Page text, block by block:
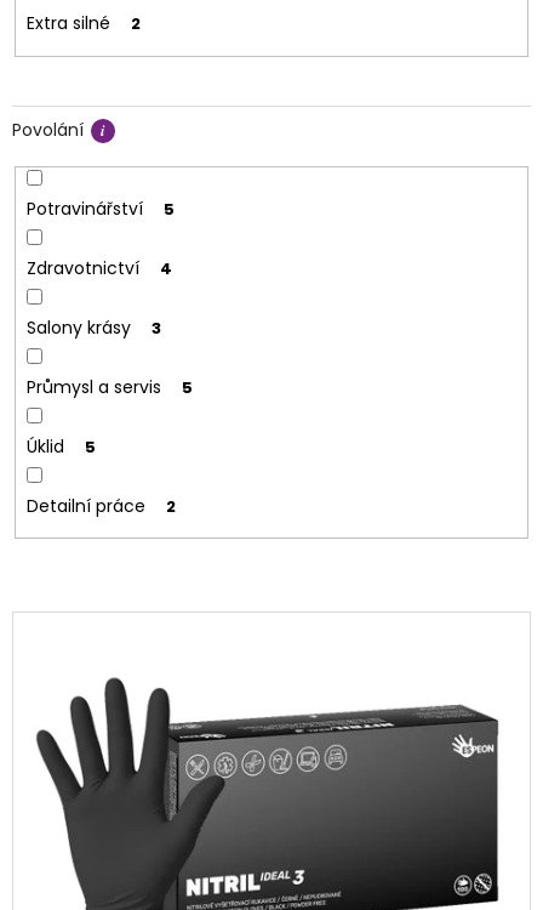
Extra silné 2
Povolání
Potravinářství 5
Zdravotnictví 4
Salony krásy 3
Průmysl a servis 5
Úklid 5
Detailní práce 2
V